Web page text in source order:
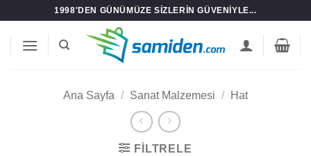
1998'DEN GÜNÜMÜZE SIZLERIN GÜVENIYLE...
Ana Sayfa / Sanat Malzemesi / Hat
FILTRELE